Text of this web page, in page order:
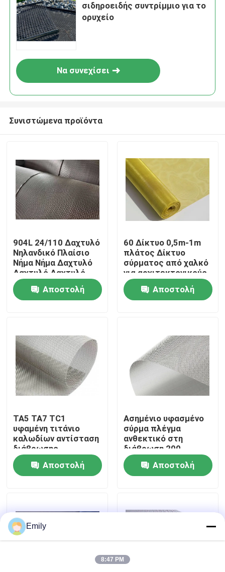
Σπίτι
Σχετικά με εμάς
Επισκέψεις στο εργοστάσιο
Επικοινωνήστε μαζί μας
Ειδήσεις
Επεκταθε'ν πλέγμα καλωδίων μετάλλων
Διατρυπημένο πλέγμα καλωδίων μετάλλων
σιδηροειδής συντρίμμιο για το
ορυχείο
Να συνεχίσει
Συνιστώμενα προϊόντα
904L 24/110 Δαχτυλό
Νηλανδικό Πλαίσιο
Νήμα Νήμα ∆αχτυλό
∆αχτυλό ∆αχτυλό
∆αχτυλό
Αποστολή
60 Δίκτυο 0,5m-1m
πλάτος Δίκτυο
σύρματος από χαλκό
για αρχιτεκτονικούς,
βιομηχανικούς,
χημικούς τομείς
Αποστολή
TA5 TA7 TC1
υφαμένη τιτάνιο
καλωδίων αντίσταση
διάβρωσης
πλέγματος υψηλή
Αποστολή
Ασημένιο υφασμένο
σύρμα πλέγμα
ανθεκτικό στη
διάβρωση 200
πλέγμα
Αποστολή
Emily
8:47 PM